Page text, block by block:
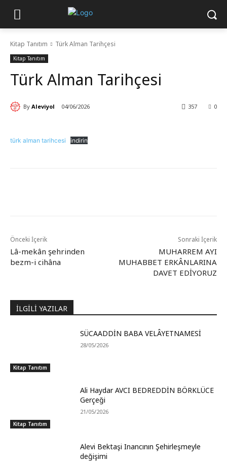
Kitap Tanıtım Türk Alman Tarihçesi
Kitap Tanıtım
Türk Alman Tarihçesi
By Aleviyol 04/06/2026 0
357
türk alman tarihcesi indirin
Önceki İçerik
Lâ-mekân şehrinden
bezm-i cihâna
Sonraki İçerik
MUHARREM AYI
MUHABBET ERKÂNLARINA
DAVET EDİYORUZ
İLGİLİ YAZILAR
Kitap Tanıtım
SÜCAADDİN BABA VELÂYETNAMESİ
28/05/2026
Kitap Tanıtım
Ali Haydar AVCI BEDREDDİN BÖRKLÜCE
Gerçeği
21/05/2026
Alevi Bektaşi Inancının Şehirleşmeyle
değişimi